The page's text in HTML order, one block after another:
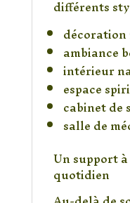
différents
décoration
ambiance
intérieur
espace
cabinet de
salle de
Un support
quotidien